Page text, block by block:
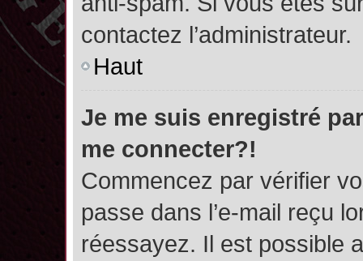
contactez l’administrateur.
Haut
Je me suis enregistré
me connecter?!
Commencez par vérifier
passe dans l’e-mail reçu
réessayez. Il est possible